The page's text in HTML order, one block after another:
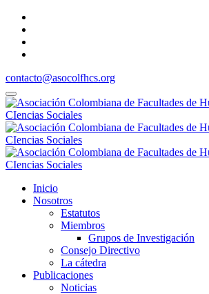
contacto@asocolfhcs.org
Inicio
Nosotros
Estatutos
Miembros
Grupos de Investigación
Consejo Directivo
La cátedra
Publicaciones
Noticias